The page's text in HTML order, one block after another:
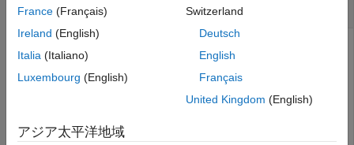
送信機サイトの表示と非表示
送信機サイトを作成して表示します。
'Latitude'
'Longitude',-71.3504);
France (Français)
Ireland (English)
Italia (Italiano)
Luxembourg (English)
Switzerland
Deutsch
English
Français
United Kingdom (English)
アジア太平洋地域